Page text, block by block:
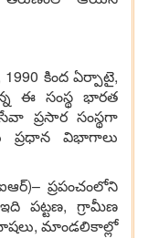
కింద ఏర్పాటై,
ఈ సంస్థ భారత
ప్రసార సంస్థగా
ప్రధాన విభాగాలు
ప్రపంచంలోని
పట్టణ, గ్రామీణ
భాషలు, మాండలికాల్లో